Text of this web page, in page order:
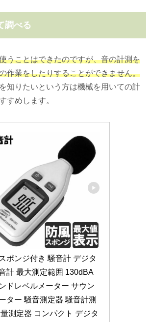
調べる
うことはできたのですが、音の計測を
作業をしたりすることができません。
知りたいという方は機械を用いての計
すめします。
ポンジ付き 騒音計 デジタ
計 最大測定範囲 130dBA
ドレベルメーター サウン
ター 騒音測定器 騒音計測
測定器 コンパクト デジタ